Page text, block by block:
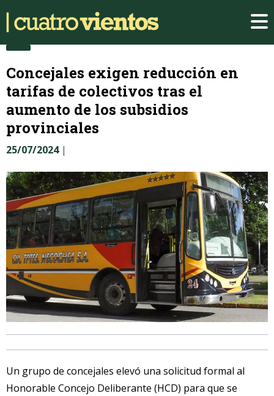
Concejales exigen reducción en
tarifas de colectivos tras el
aumento de los subsidios
provinciales
25/07/2024|
Un grupo de concejales elevó una solicitud formal al
Honorable Concejo Deliberante (HCD) para que se